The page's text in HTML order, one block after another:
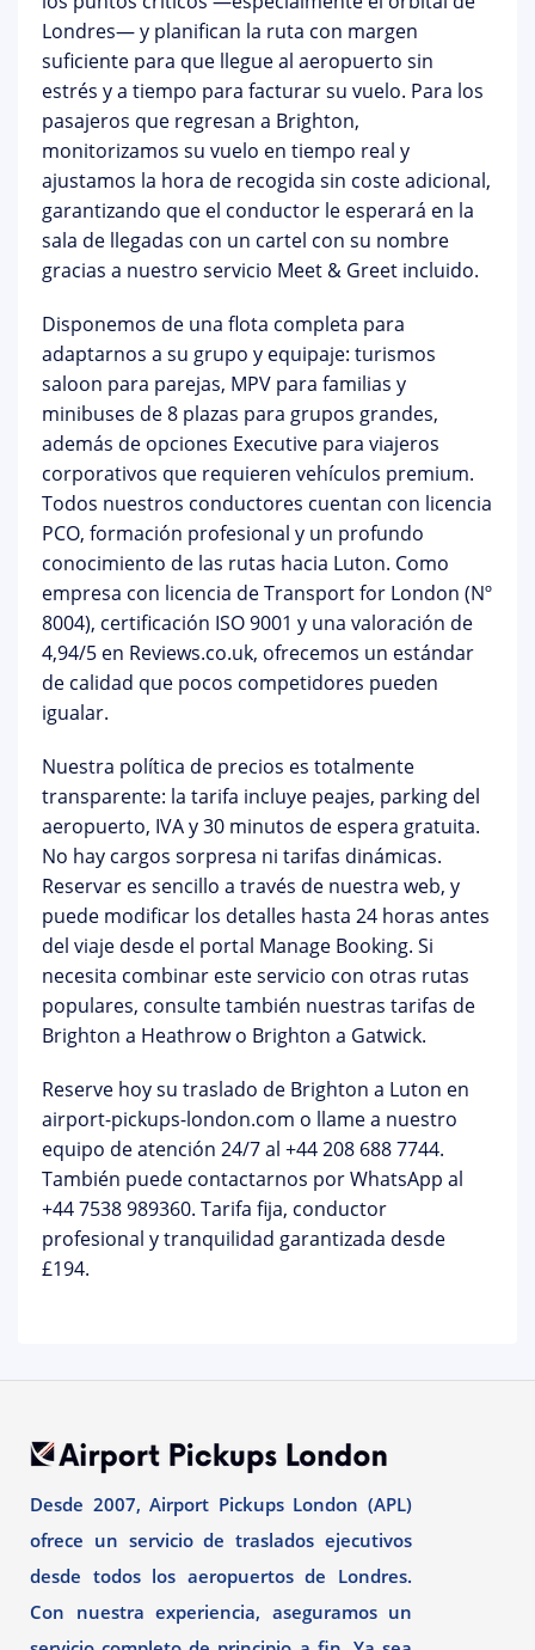
Londres— y planifican la ruta con margen
suficiente para que llegue al aeropuerto sin
estrés y a tiempo para facturar su vuelo. Para los
pasajeros que regresan a Brighton,
monitorizamos su vuelo en tiempo real y
ajustamos la hora de recogida sin coste adicional,
garantizando que el conductor le esperará en la
sala de llegadas con un cartel con su nombre
gracias a nuestro servicio Meet & Greet incluido.
Disponemos de una flota completa para
adaptarnos a su grupo y equipaje: turismos
saloon para parejas, MPV para familias y
minibuses de 8 plazas para grupos grandes,
además de opciones Executive para viajeros
corporativos que requieren vehículos premium.
Todos nuestros conductores cuentan con licencia
PCO, formación profesional y un profundo
conocimiento de las rutas hacia Luton. Como
empresa con licencia de Transport for London (Nº
8004), certificación ISO 9001 y una valoración de
4,94/5 en Reviews.co.uk, ofrecemos un estándar
de calidad que pocos competidores pueden
igualar.
Nuestra política de precios es totalmente
transparente: la tarifa incluye peajes, parking del
aeropuerto, IVA y 30 minutos de espera gratuita.
No hay cargos sorpresa ni tarifas dinámicas.
Reservar es sencillo a través de nuestra web, y
puede modificar los detalles hasta 24 horas antes
del viaje desde el portal Manage Booking. Si
necesita combinar este servicio con otras rutas
populares, consulte también nuestras tarifas de
Brighton a Heathrowo Brighton a Gatwick.
Reserve hoy su traslado de Brighton a Luton en
airport-pickups-london.com o llame a nuestro
equipo de atención 24/7 al +44 208 688 7744.
También puede contactarnos por WhatsApp al
+44 7538 989360. Tarifa fija, conductor
profesional y tranquilidad garantizada desde
£194.
Desde 2007, Airport Pickups London (APL)
ofrece un servicio de traslados ejecutivos
desde todos los aeropuertos de Londres.
Con nuestra experiencia, aseguramos un